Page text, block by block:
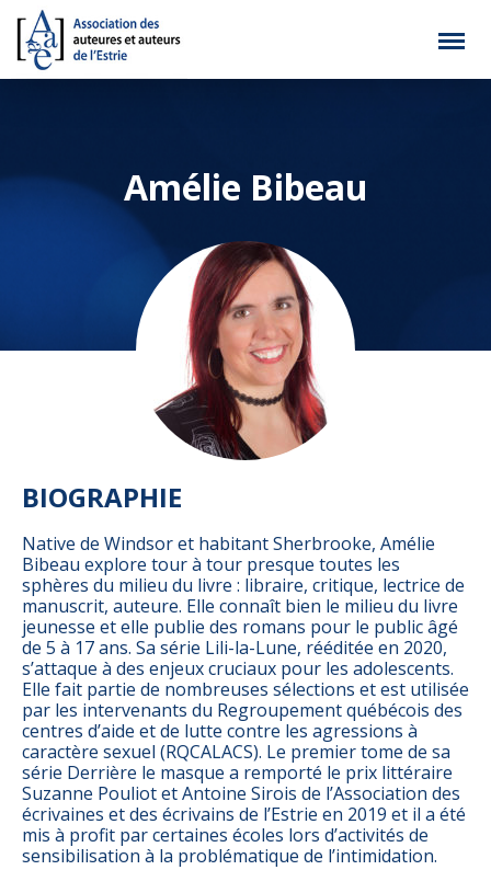
Amélie Bibeau
BIOGRAPHIE
Native de Windsor et habitant Sherbrooke, Amélie
Bibeau explore tour à tour presque toutes les
sphères du milieu du livre : libraire, critique, lectrice de
manuscrit, auteure. Elle connaît bien le milieu du livre
jeunesse et elle publie des romans pour le public âgé
de 5 à 17 ans. Sa série Lili-la-Lune, rééditée en 2020,
s’attaque à des enjeux cruciaux pour les adolescents.
Elle fait partie de nombreuses sélections et est utilisée
par les intervenants du Regroupement québécois des
centres d’aide et de lutte contre les agressions à
caractère sexuel (RQCALACS). Le premier tome de sa
série Derrière le masque a remporté le prix littéraire
Suzanne Pouliot et Antoine Sirois de l’Association des
écrivaines et des écrivains de l’Estrie en 2019 et il a été
mis à profit par certaines écoles lors d’activités de
sensibilisation à la problématique de l’intimidation.